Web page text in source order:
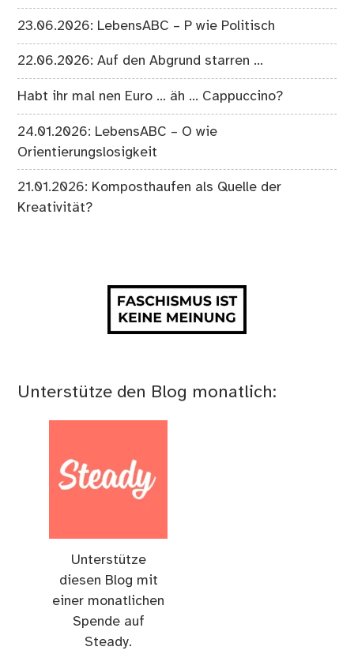
23.06.2026: LebensABC – P wie Politisch
22.06.2026: Auf den Abgrund starren …
Habt ihr mal nen Euro … äh … Cappuccino?
24.01.2026: LebensABC – O wie
Orientierungslosigkeit
21.01.2026: Komposthaufen als Quelle der
Kreativität?
Unterstütze den Blog monatlich:
Unterstütze
diesen Blog mit
einer monatlichen
Spende auf
Steady.